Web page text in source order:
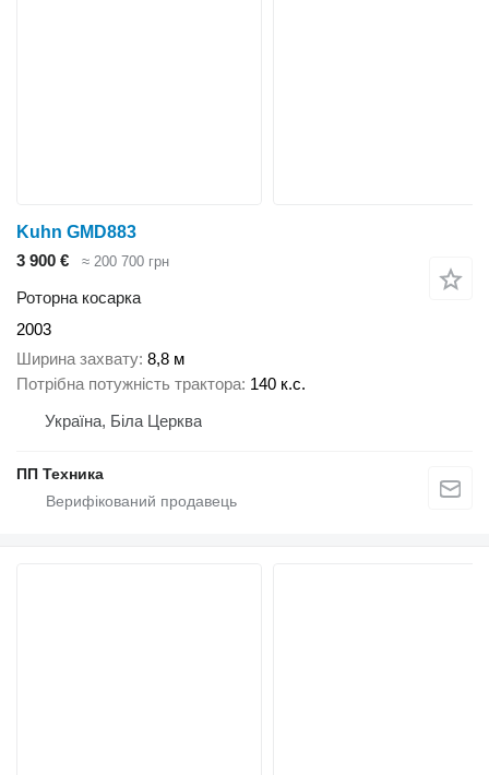
Kuhn GMD883
3 900 €
≈ 200 700 грн
Роторна косарка
2003
Ширина захвату 8,8 м
Потрібна потужність трактора 140 к.с.
Україна, Біла Церква
ПП Техника